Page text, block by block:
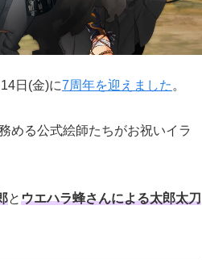
日(金)に7周年を迎えました 。
める公式絵師たちがお祝いイラ
とウエハラ蜂さんによる太郎太刀